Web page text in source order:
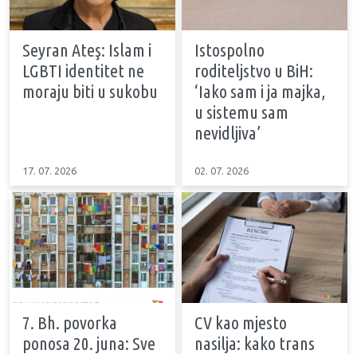
Seyran Ateş: Islam i
LGBTI identitet ne
moraju biti u sukobu
17. 07. 2026
Istospolno
roditeljstvo u BiH:
‘Iako sam i ja majka,
u sistemu sam
nevidljiva’
02. 07. 2026
7. Bh. povorka
ponosa 20. juna: Sve
CV kao mjesto
nasilja: kako trans